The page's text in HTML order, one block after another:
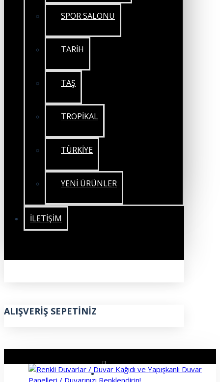
SPOR SALONU
TARİH
TAŞ
TROPİKAL
TÜRKİYE
YENİ ÜRÜNLER
İLETIŞIM
ALIŞVERIŞ SEPETINIZ
ÜYE GIRIŞI